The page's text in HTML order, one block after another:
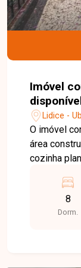
uma visita
Imóvel
Lidice
Lidice -
O imóvel
área
cozinha
para
funcional e
estrutura
8
Dorm.